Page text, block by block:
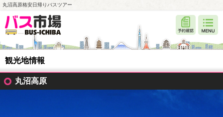
丸沼高原格安日帰りバスツアー
観光地情報
丸沼高原